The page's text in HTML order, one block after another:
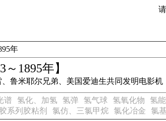
年
～1895年】
、鲁米耶尔兄弟、美国爱迪生共同发明电影机
谱 氢化、加氢 氢弹 氢气球 氢氧化物 氢
系列胶粘剂
氯仿、三氯甲烷 氯化冶金 氯